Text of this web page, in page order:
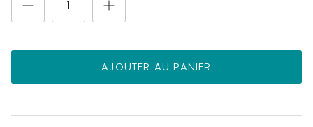
AJOUTER AU PANIER